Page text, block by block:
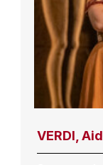
VERDI,